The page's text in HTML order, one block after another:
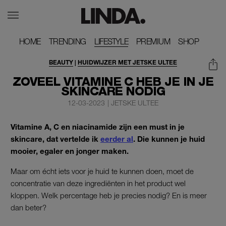
HOME
HOME TRENDING
TRENDING LIFESTYLE PREMIUM
PREMIUM SHOP
SHOP
ZOVEEL VITAMINE C HEB JE IN JE
SKINCARE NODIG
BEAUTY | HUIDWIJZER MET JETSKE ULTEE
12-03-2023 | JETSKE ULTEE
Vitamine A, C en niacinamide zijn een must in je
skincare, dat vertelde ik eerder al. Die kunnen je huid
mooier, egaler en jonger maken.
Maar om écht iets voor je huid te kunnen doen, moet de
concentratie van deze ingrediënten in het product wel
kloppen. Welk percentage heb je precies nodig? En is meer
dan beter?